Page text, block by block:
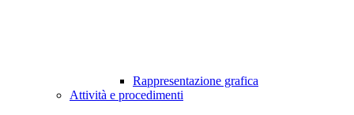
Rappresentazione grafica
Attività e procedimenti